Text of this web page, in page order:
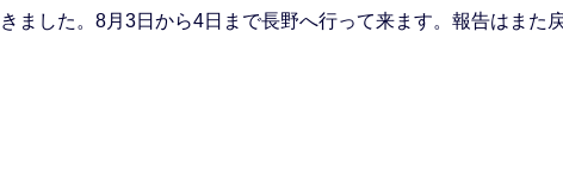
ました。8月3日から4日まで長野へ行って来ます。報告はまた